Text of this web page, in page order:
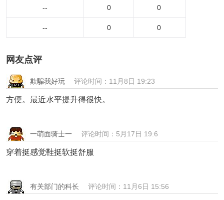
-- 0 0
-- 0 0
网友点评
欺騙我好玩 评论时间：11月8日 19:23
方便。最近水平提升得很快。
一萌面骑士一 评论时间：5月17日 19:6
穿着挺感觉鞋挺软挺舒服
有关部门的科长 评论时间：11月6日 15:56